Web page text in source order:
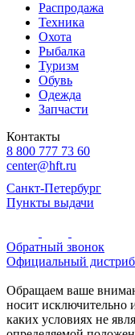
Распродажа
Техника
Охота
Рыбалка
Туризм
Обувь
Одежда
Запчасти
Контакты
8 800 777 73 60
center@hft.ru
Санкт-Петербург
Пункты выдачи
Обратный звонок
Официальный
Обращаем ваше
носит исключительно
каких условиях не